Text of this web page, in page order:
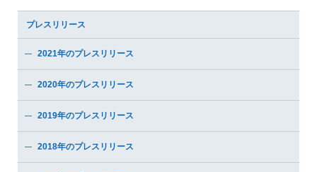
プレスリリース
2021年のプレスリリース
2020年のプレスリリース
2019年のプレスリリース
2018年のプレスリリース